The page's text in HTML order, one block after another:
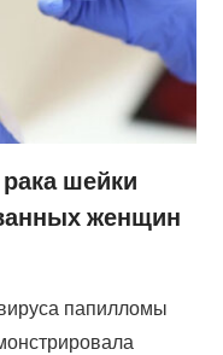
шейки
женщин
папилломы